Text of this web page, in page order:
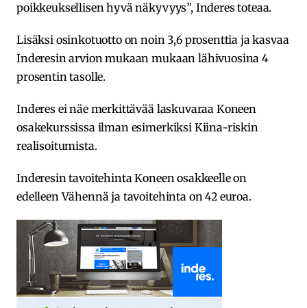
poikkeuksellisen hyvä näkyvyys”, Inderes toteaa.
Lisäksi osinkotuotto on noin 3,6 prosenttia ja kasvaa
Inderesin arvion mukaan mukaan lähivuosina 4
prosentin tasolle.
Inderes ei näe merkittävää laskuvaraa Koneen
osakekurssissa ilman esimerkiksi Kiina-riskin
realisoitumista.
Inderesin tavoitehinta Koneen osakkeelle on
edelleen Vähennä ja tavoitehinta on 42 euroa.